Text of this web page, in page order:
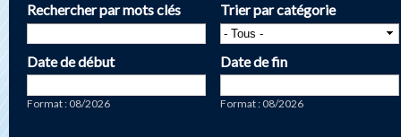
Rechercher par mots clés Trier par catégorie
Date de début
Format : 08/2026
Date de fin
Format : 08/2026